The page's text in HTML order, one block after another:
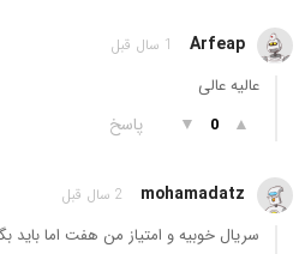
Arfeap 1 سال قبل
عالیه عالی
▲
0
▼ پاسخ
mohamadatz 2 سال قبل
سریال خوبیه و امتیاز من هفت اما باید